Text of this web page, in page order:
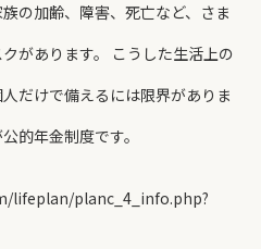
の加齢、障害、死亡など、さま
があります。 こうした生活上の
だけで備えるには限界がありま
的年金制度です。
lifeplan/planc_4_info.php?